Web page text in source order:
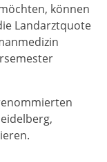
können
Landarztquote